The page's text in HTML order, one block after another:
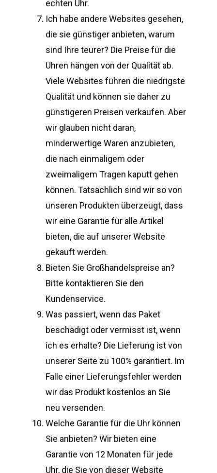
echten Uhr.
Ich habe andere Websites gesehen,
die sie günstiger anbieten, warum
sind Ihre teurer? Die Preise für die
Uhren hängen von der Qualität ab.
Viele Websites führen die niedrigste
Qualität und können sie daher zu
günstigeren Preisen verkaufen. Aber
wir glauben nicht daran,
minderwertige Waren anzubieten,
die nach einmaligem oder
zweimaligem Tragen kaputt gehen
können. Tatsächlich sind wir so von
unseren Produkten überzeugt, dass
wir eine Garantie für alle Artikel
bieten, die auf unserer Website
gekauft werden.
Bieten Sie Großhandelspreise an?
Bitte kontaktieren Sie den
Kundenservice.
Was passiert, wenn das Paket
beschädigt oder vermisst ist, wenn
ich es erhalte? Die Lieferung ist von
unserer Seite zu 100% garantiert. Im
Falle einer Lieferungsfehler werden
wir das Produkt kostenlos an Sie
neu versenden.
Welche Garantie für die Uhr können
Sie anbieten? Wir bieten eine
Garantie von 12 Monaten für jede
Uhr, die Sie von dieser Website